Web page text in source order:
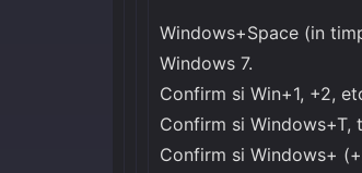
Windows+Space (in
Windows 7.
Confirm si Win+1, +2,
Confirm si
Confirm si Windows+